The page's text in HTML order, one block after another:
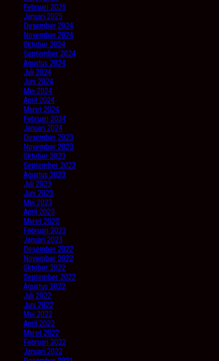
Februari 2025
Januari 2025
Desember 2024
November 2024
Oktober 2024
September 2024
Agustus 2024
Juli 2024
Juni 2024
Mei 2024
April 2024
Maret 2024
Februari 2024
Januari 2024
Desember 2023
November 2023
Oktober 2023
September 2023
Agustus 2023
Juli 2023
Juni 2023
Mei 2023
April 2023
Maret 2023
Februari 2023
Januari 2023
Desember 2022
November 2022
Oktober 2022
September 2022
Agustus 2022
Juli 2022
Juni 2022
Mei 2022
April 2022
Maret 2022
Februari 2022
Januari 2022